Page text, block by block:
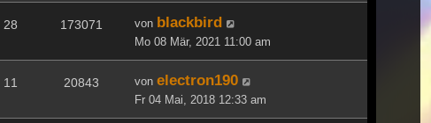
28 173071 von blackbird
Mo 08 Mär, 2021 11:00 am
11 20843 von electron190
Fr 04 Mai, 2018 12:33 am